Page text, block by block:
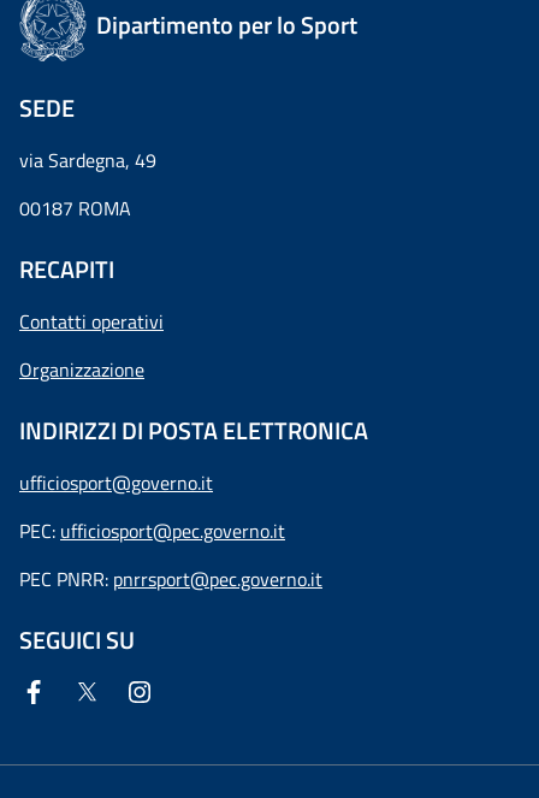
Dipartimento per lo Sport
SEDE
via Sardegna, 49
00187 ROMA
RECAPITI
Contatti operativi
Organizzazione
INDIRIZZI DI POSTA ELETTRONICA
ufficiosport@governo.it
PEC: ufficiosport@pec.governo.it
PEC PNRR: pnrrsport@pec.governo.it
SEGUICI SU